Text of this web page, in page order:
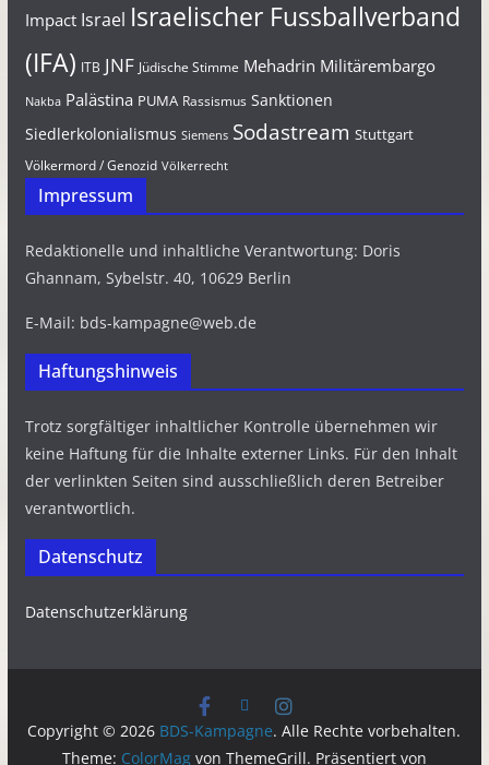
Impact Israel Israelischer Fussballverband
(IFA) ITB JNF Jüdische Stimme Mehadrin Militärembargo
Nakba Palästina PUMA Rassismus Sanktionen
Siedlerkolonialismus Siemens Sodastream Stuttgart
Völkermord / Genozid Völkerrecht
Impressum
Redaktionelle und inhaltliche Verantwortung: Doris
Ghannam, Sybelstr. 40, 10629 Berlin
E-Mail: bds-kampagne@web.de
Haftungshinweis
Trotz sorgfältiger inhaltlicher Kontrolle übernehmen wir
keine Haftung für die Inhalte externer Links. Für den Inhalt
der verlinkten Seiten sind ausschließlich deren Betreiber
verantwortlich.
Datenschutz
Datenschutzerklärung
Copyright © 2026 BDS-Kampagne. Alle Rechte vorbehalten.
Theme: ColorMagvon ThemeGrill. Präsentiert von